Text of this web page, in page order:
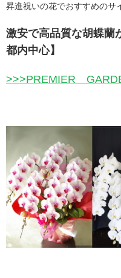
昇進祝いの花でおすすめのサ
激安で高品質な胡蝶蘭
都内中心】
>>>PREMIER